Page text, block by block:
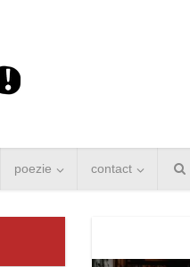
poezie contact